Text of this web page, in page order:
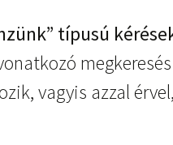
típusú
vagyis azzal